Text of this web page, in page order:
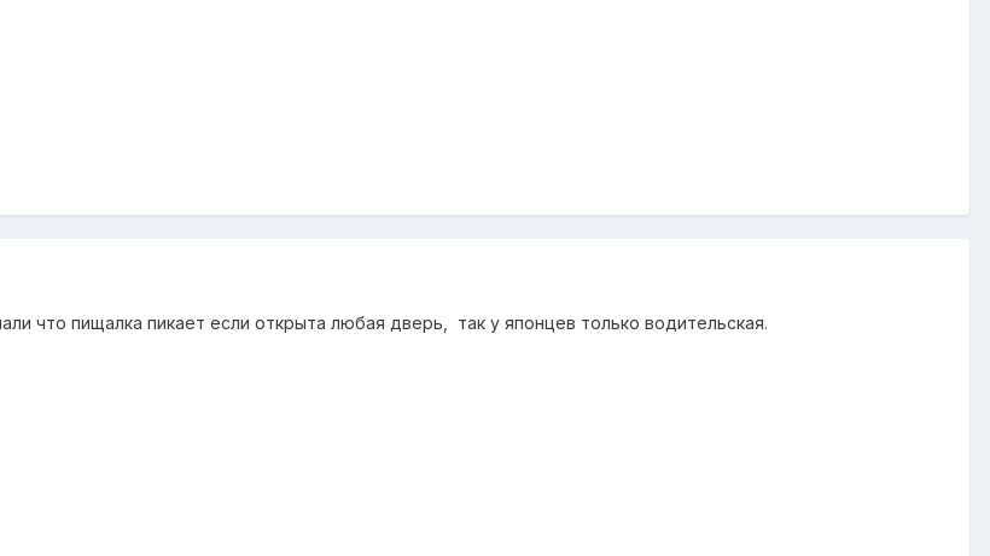
что пищалка пикает если открыта любая дверь, так у японцев только водительская.